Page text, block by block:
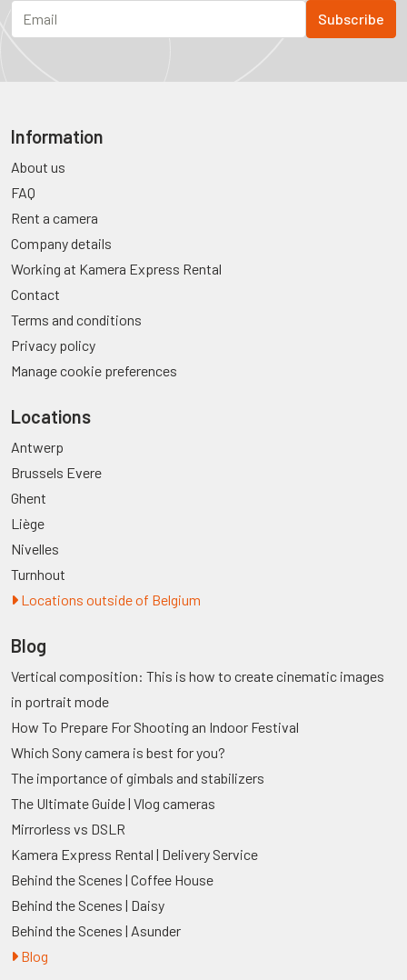
Information
About us
FAQ
Rent a camera
Company details
Working at Kamera Express Rental
Contact
Terms and conditions
Privacy policy
Manage cookie preferences
Locations
Antwerp
Brussels Evere
Ghent
Liège
Nivelles
Turnhout
Locations outside of Belgium
Blog
Vertical composition: This is how to create cinematic images
in portrait mode
How To Prepare For Shooting an Indoor Festival
Which Sony camera is best for you?
The importance of gimbals and stabilizers
The Ultimate Guide | Vlog cameras
Mirrorless vs DSLR
Kamera Express Rental | Delivery Service
Behind the Scenes | Coffee House
Behind the Scenes | Daisy
Behind the Scenes | Asunder
Blog